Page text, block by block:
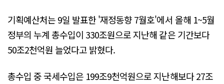
기획예산처는 9일 발표한 '재정동향 7월호'에서 올해 1~5월
정부의 누계 총수입이 330조원으로 지난해 같은 기간보다
50조2천억원 늘었다고 밝혔다.
총수입 중 국세수입은 199조9천억원으로 지난해보다 27조